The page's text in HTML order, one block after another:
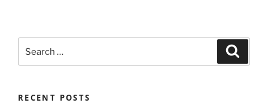
for:
RECENT POSTS